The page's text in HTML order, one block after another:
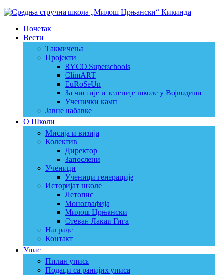
Почетак
Вести
Такмичења
Пројекти
RYCO Superschools
ClimART
EuRoSeUn
За чистије и зеленије школе у Војводини
Ученички камп
Јавне набавке
О Школи
Мисија и визија
Колектив
Директор
Запослени
Ученици
Ученици генерације
Историјат школе
Летопис
Монографија
Милош Црњански
Стеван Лакаи Гига
Награде
Контакт
Упис
Пплан уписа
Подаци са ранијих уписа